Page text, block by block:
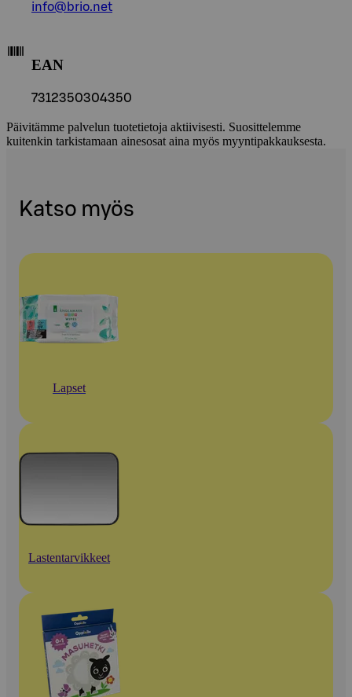
info@brio.net
EAN
7312350304350
Päivitämme palvelun tuotetietoja aktiivisesti. Suosittelemme
kuitenkin tarkistamaan ainesosat aina myös myyntipakkauksesta.
Katso myös
Lapset
Lastentarvikkeet